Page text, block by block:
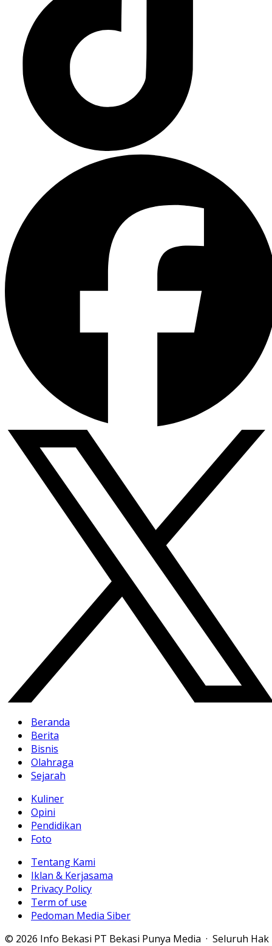
Beranda
Berita
Bisnis
Olahraga
Sejarah
Kuliner
Opini
Pendidikan
Foto
Tentang Kami
Iklan & Kerjasama
Privacy Policy
Term of use
Pedoman Media Siber
© 2026 Info Bekasi PT Bekasi Punya Media · Seluruh Hak